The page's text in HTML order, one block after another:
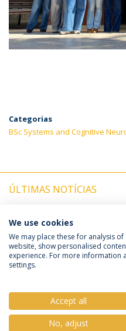
Categorias
BSc Systems and Cognitive
ÚLTIMAS NOTÍCIAS
PRÓXIMOS EVENTOS
Política de
We use cookies
We may place these for analysis
website, show personalised
experience. For more information
settings.
Accept all
No, adjust